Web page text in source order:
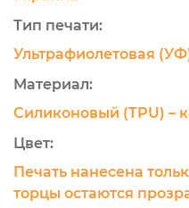
Тип печати:
Ультрафиолетовая
Материал:
Силиконовый (TPU) –
Цвет:
Печать нанесена
торцы остаются